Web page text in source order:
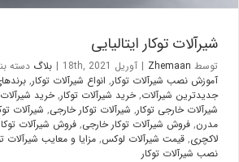
شیرآلات توکار ایتالیایی
توسطZhemaan
| آوریل 18th, 2021 | بلاگدسته بندی
آموزش نصب شیرآلات توکار,انواع شیرآلات توکار,برندهای
جدیدترین شیرآلات,خرید شیرآلات توکار,خرید شیرآلات
شیرآلات خارجی توکار,شیرآلات توکار خارجی,شیرآلات توکار
مدرن,فروش شیرآلات توکار خارجی,فروش شیرآلات توکار
لاکچری,قیمت شیرآلات لوکس,مزایا و معایب شیرآلات توکار
نصب شیرآلات توکار